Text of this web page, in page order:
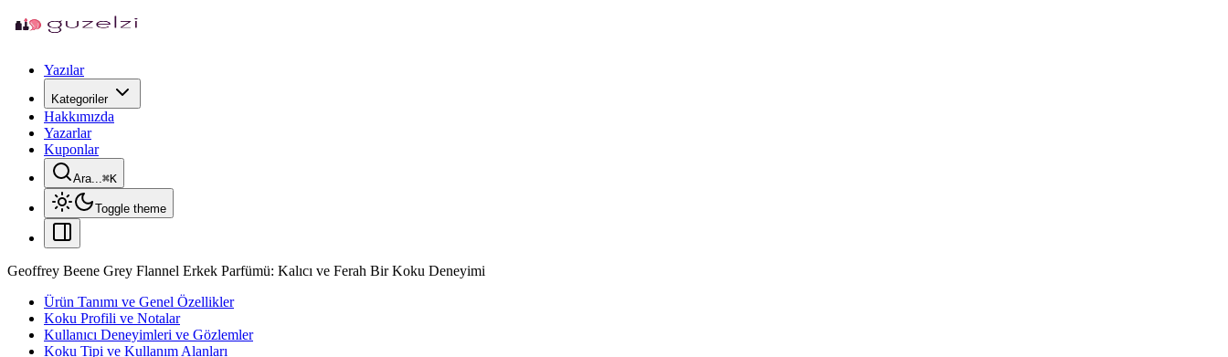
Yazılar
Kategoriler
Hakkımızda
Yazarlar
Kuponlar
Ara...⌘K
Toggle theme
Geoffrey Beene Grey Flannel Erkek Parfümü: Kalıcı ve Ferah Bir Koku Deneyimi
Ürün Tanımı ve Genel Özellikler
Koku Profili ve Notalar
Kullanıcı Deneyimleri ve Gözlemler
Koku Tipi ve Kullanım Alanları